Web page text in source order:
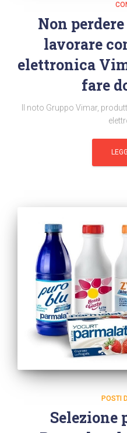
Non
lavorare
elettronica
fare
Il noto Gruppo Vimar,
POSTI
Selezione